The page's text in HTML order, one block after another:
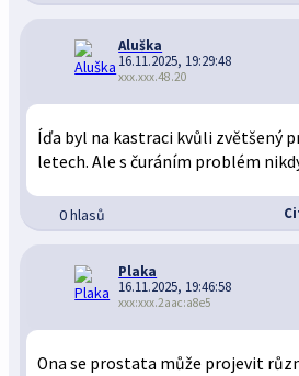
Aluška
16.11.2025, 19:29:48
xxx.xxx.48.20
Íďa byl na kastraci kvůli zvětšený
letech. Ale s čuráním problém
0 hlasů
Plaka
16.11.2025, 19:46:58
xxx:xxx.2aac:a8e5
Ona se prostata může projevit